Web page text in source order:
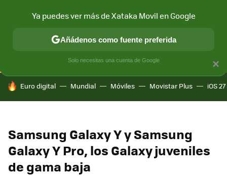
CONECTIVIDAD MÓVIL Y SOCIEDAD APLICACIONES
HOY SE HABLA DE
Euro digital Mundial Móviles Movistar Plus iOS 27
Samsung Galaxy Y y Samsung
Galaxy Y Pro, los Galaxy juveniles
de gama baja
×
Ya puedes ver más de Xataka Movil en Google
Añádenos como fuente preferida
Solo necesitas una cuenta de Google